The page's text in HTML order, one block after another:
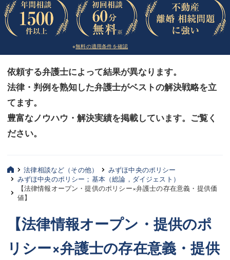
刑事弁護
交通事故
法律相談など（その他）
お客様へ
みずほ中央の特長・実質編
みずほ中央の特長・形式編
三平 聡史
酒井 博之
坂本 陽一
桶川 聡
※無料の適用条件を確認
依頼する弁護士によって結果が異なります。
法律・判例を熟知した弁護士がベストの解決戦略を立
てます。
豊富なノウハウ・解決実績を掲載しています。ご覧く
ださい。
刑事弁護
交通事故
法律相談など（その他）
お客様へ
みずほ中央の特長・実質編
みずほ中央の特長・形式編
三平 聡史
酒井 博之
坂本 陽一
桶川 聡
法律相談など（その他）
みずほ中央のポリシー
みずほ中央のポリシー；基本（総論，ダイジェスト）
【法律情報オープン・提供のポリシー×弁護士の存在意義・提供価
値】
【法律情報オープン・提供のポ
リシー×弁護士の存在意義・提供